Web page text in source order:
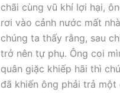
chãi cùng vũ khí lợi hại,
rơi vào cảnh nước mất
chúng ta thấy rằng, sau
trở nên tự phụ. Ông coi
quân giặc khiếp hãi thì
đã khiến ông phải trả